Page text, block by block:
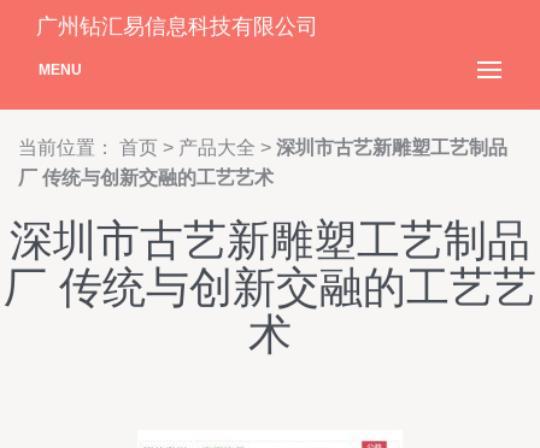
广州钻汇易信息科技有限公司
MENU
当前位置： 首页 > 产品大全 > 深圳市古艺新雕塑工艺制品
厂 传统与创新交融的工艺艺术
深圳市古艺新雕塑工艺制品
厂 传统与创新交融的工艺艺
术